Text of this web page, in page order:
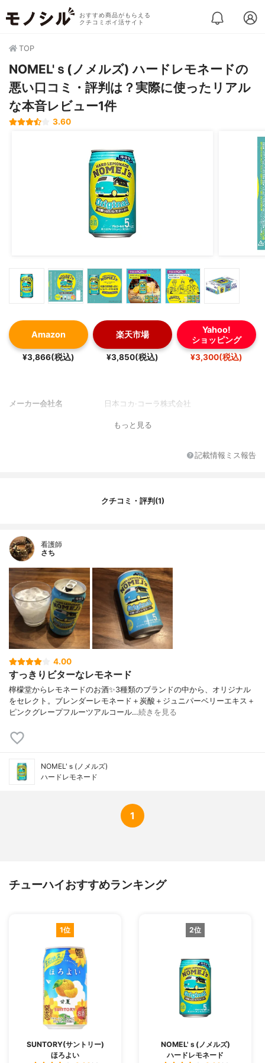
おすすめ商品がもらえる
クチコミポイ活サイト
TOP
NOMEL'ｓ(ノメルズ) ハードレモネードの
悪い口コミ・評判は？実際に使ったリアル
な本音レビュー1件
3.60
Amazon
¥3,866(税込)
楽天市場
¥3,850(税込)
Yahoo!
ショッピング
¥3,300(税込)
メーカー会社名 日本コカ·コーラ株式会社
もっと見る
記載情報ミス報告
クチコミ・評判(1)
看護師
さち
4.00
すっきりビターなレモネード
檸檬堂からレモネードのお酒✨3種類のブランドの中から、オリジナル
をセレクト。ブレンダーレモネード＋炭酸＋ジュニパーベリーエキス＋
ピンクグレープフルーツアルコール…続きを見る
NOMEL'ｓ(ノメルズ)
ハードレモネード
1
チューハイおすすめランキング
1位
SUNTORY(サントリー)
ほろよい
2位
NOMEL'ｓ(ノメルズ)
ハードレモネード